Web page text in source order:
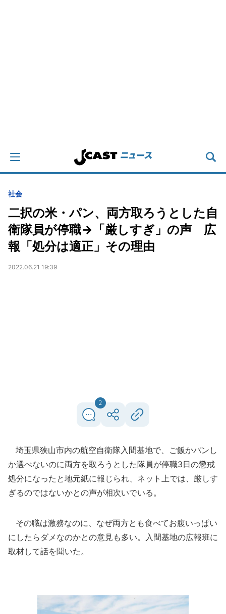
社会
二択の米・パン、両方取ろうとした自
衛隊員が停職→「厳しすぎ」の声 広
報「処分は適正」その理由
2022.06.21 19:39
2
埼玉県狭山市内の航空自衛隊入間基地で、ご飯かパンし
か選べないのに両方を取ろうとした隊員が停職3日の懲戒
処分になったと地元紙に報じられ、ネット上では、厳しす
ぎるのではないかとの声が相次いでいる。
その職は激務なのに、なぜ両方とも食べてお腹いっぱい
にしたらダメなのかとの意見も多い。入間基地の広報班に
取材して話を聞いた。